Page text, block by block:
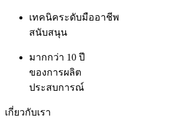
เทคนิคระดับมืออาชีพ
สนับสนุน
มากกว่า 10 ปี
ของการผลิต
ประสบการณ์
เกี่ยวกับเรา